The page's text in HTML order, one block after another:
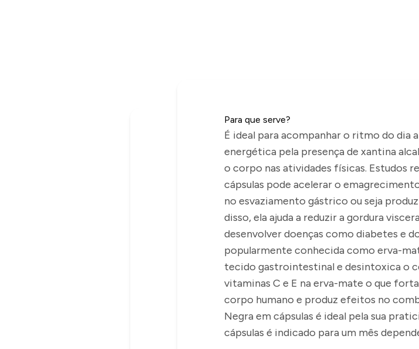
Para que serve?
É ideal para acompanhar o ritmo do dia
energética pela presença de xantina
o corpo nas atividades físicas. Estudos
cápsulas pode acelerar o
no esvaziamento gástrico ou seja
disso, ela ajuda a reduzir a gordura
desenvolver doenças como diabetes e
popularmente conhecida como erva-
tecido gastrointestinal e desintoxica o
vitaminas C e E na erva-mate o que
corpo humano e produz efeitos no
Negra em cápsulas é ideal pela sua
cápsulas é indicado para um mês